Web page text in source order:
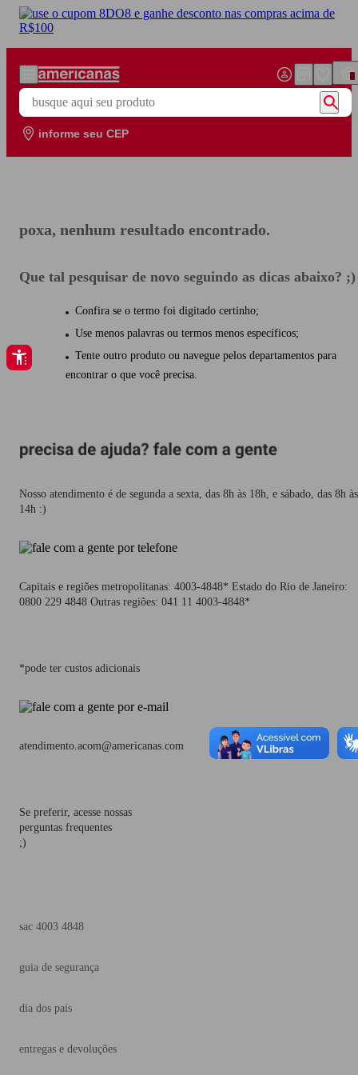
Pular para o conteúdo principal
0
busque aqui seu produto
informe seu CEP
poxa, nenhum resultado encontrado.
Que tal pesquisar de novo seguindo as dicas abaixo? ;)
Confira se o termo foi digitado certinho;
Use menos palavras ou termos menos específicos;
Tente outro produto ou navegue pelos departamentos para
encontrar o que você precisa.
Nosso atendimento é de segunda a sexta, das 8h às 18h, e sábado, das 8h às
14h :)
Capitais e regiões metropolitanas: 4003-4848* Estado do Rio de Janeiro:
0800 229 4848 Outras regiões: 041 11 4003-4848*
*pode ter custos adicionais
atendimento.acom@americanas.com
Se preferir, acesse nossas
perguntas frequentes
;)
sac 4003 4848
guia de segurança
dia dos pais
entregas e devoluções